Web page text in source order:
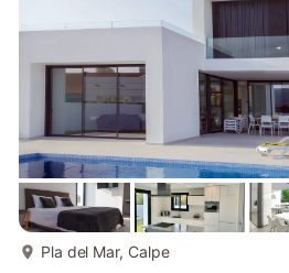
en ovn, 2 keramiske glaskogeplader,
en mikrob...
Pla del Mar, Calpe